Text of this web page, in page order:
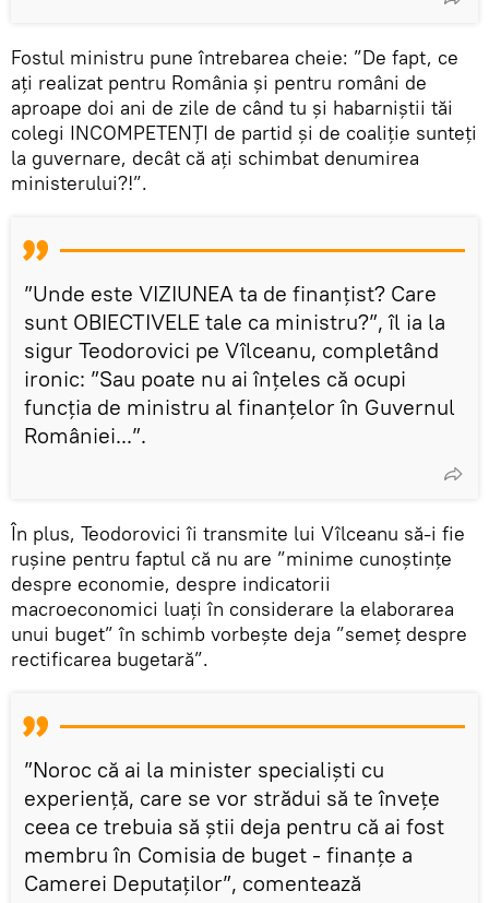
Fostul ministru pune întrebarea cheie: ”De fapt, ce
ați realizat pentru România și pentru români de
aproape doi ani de zile de când tu și habarniștii tăi
colegi INCOMPETENȚI de partid și de coaliție sunteți
la guvernare, decât că ați schimbat denumirea
ministerului?!”.
”Unde este VIZIUNEA ta de finanțist? Care
sunt OBIECTIVELE tale ca ministru?”, îl ia la
sigur Teodorovici pe Vîlceanu, completând
ironic: ”Sau poate nu ai înțeles că ocupi
funcția de ministru al finanțelor în Guvernul
României...”.
În plus, Teodorovici îi transmite lui Vîlceanu să-i fie
rușine pentru faptul că nu are ”minime cunoștințe
despre economie, despre indicatorii
macroeconomici luați în considerare la elaborarea
unui buget” în schimb vorbește deja ”semeț despre
rectificarea bugetară”.
”Noroc că ai la minister specialiști cu
experiență, care se vor strădui să te învețe
ceea ce trebuia să știi deja pentru că ai fost
membru în Comisia de buget - finanțe a
Camerei Deputaților”, comentează